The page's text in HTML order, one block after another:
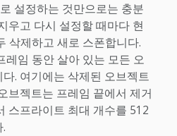
설정하는 것만으로는 충분
우고 다시 설정할 때마다 현
삭제하고 새로 스폰합니다.
레임 동안 살아 있는 모든 오
. 여기에는 삭제된 오브젝트
브젝트는 프레임 끝에서 제거
스프라이트 최대 개수를 512